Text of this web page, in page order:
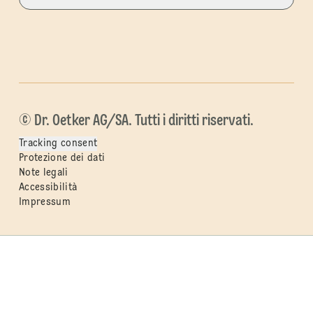
© Dr. Oetker AG/SA. Tutti i diritti riservati.
Tracking consent
Protezione dei dati
Note legali
Accessibilità
Impressum